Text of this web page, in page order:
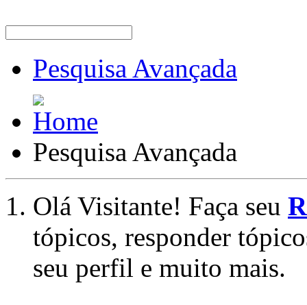
Pesquisa Avançada
Pesquisa Avançada
Olá Visitante! Faça seu
tópicos, responder
seu perfil e muito mais.